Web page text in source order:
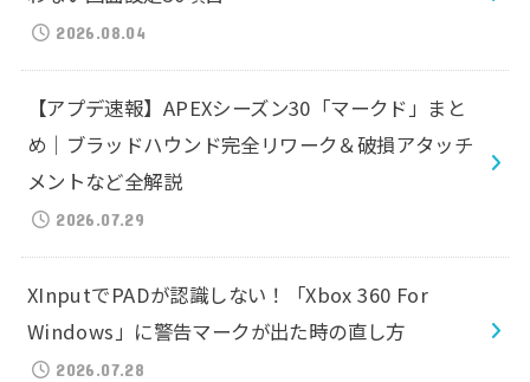
2026.08.04
【アプデ速報】APEXシーズン30「マークド」まと
め｜ブラッドハウンド完全リワーク＆破損アタッチ
メントなど全解説
2026.07.29
XInputでPADが認識しない！「Xbox 360 For
Windows」に警告マークが出た時の直し方
2026.07.28